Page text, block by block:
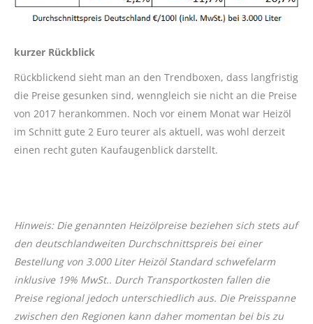
kurzer Rückblick
Rückblickend sieht man an den Trendboxen, dass langfristig
die Preise gesunken sind, wenngleich sie nicht an die Preise
von 2017 herankommen. Noch vor einem Monat war Heizöl
im Schnitt gute 2 Euro teurer als aktuell, was wohl derzeit
einen recht guten Kaufaugenblick darstellt.
Hinweis: Die genannten Heizölpreise beziehen sich stets auf
den deutschlandweiten Durchschnittspreis bei einer
Bestellung von 3.000 Liter Heizöl Standard schwefelarm
inklusive 19% MwSt.. Durch Transportkosten fallen die
Preise regional jedoch unterschiedlich aus. Die Preisspanne
zwischen den Regionen kann daher momentan bei bis zu